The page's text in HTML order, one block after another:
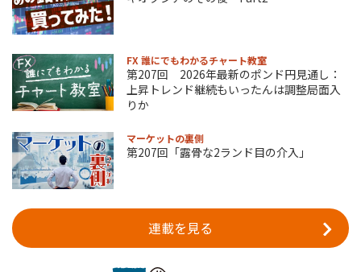
FX 誰にでもわかるチャート教室
第207回 2026年最新のポンド円見通し：
上昇トレンド継続もいったんは調整局面入
りか
マーケットの裏側
第207回「露骨な2ランド目の介入」
連載を見る